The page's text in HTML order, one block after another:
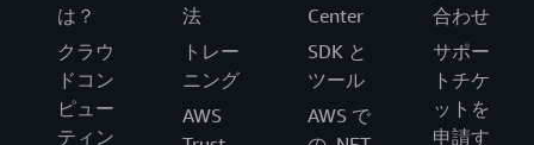
は？
クラウ
ドコン
ピュー
ティン
法
トレー
ニング
AWS
Center
SDK と
ツール
AWS で
合わせ
サポー
トチケ
ットを
申請す